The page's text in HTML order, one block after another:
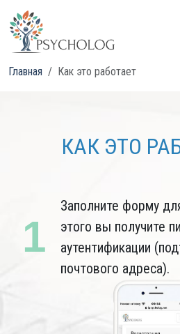
Главная Как это работает
КАК ЭТО
1
Заполните форму
этого вы получите
аутентификации
почтового адреса).